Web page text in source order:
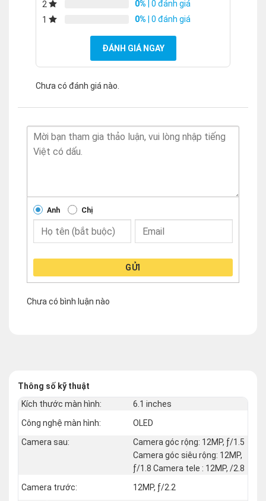
2 0% | 0 đánh giá
1
0% | 0 đánh giá
ĐÁNH GIÁ NGAY
Chưa có đánh giá nào.
Anh Chị
GỬI
Chưa có bình luận nào
Thông số kỹ thuật
Kích thước màn hình:
6.1 inches
Công nghệ màn hình:
OLED
Camera sau:
Camera góc rộng: 12MP, ƒ/1.5
Camera góc siêu rộng: 12MP,
ƒ/1.8 Camera tele : 12MP, /2.8
Camera trước:
12MP, ƒ/2.2